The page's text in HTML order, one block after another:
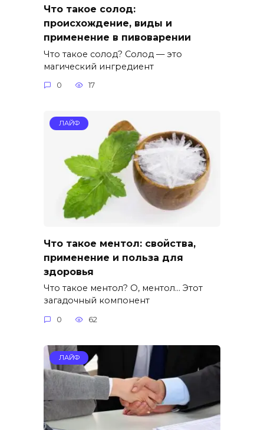
Что такое солод:
происхождение, виды и
применение в пивоварении
Что такое солод? Солод — это
магический ингредиент
0 17
ЛАЙФ
Что такое ментол: свойства,
применение и польза для
здоровья
Что такое ментол? О, ментол… Этот
загадочный компонент
0 62
ЛАЙФ